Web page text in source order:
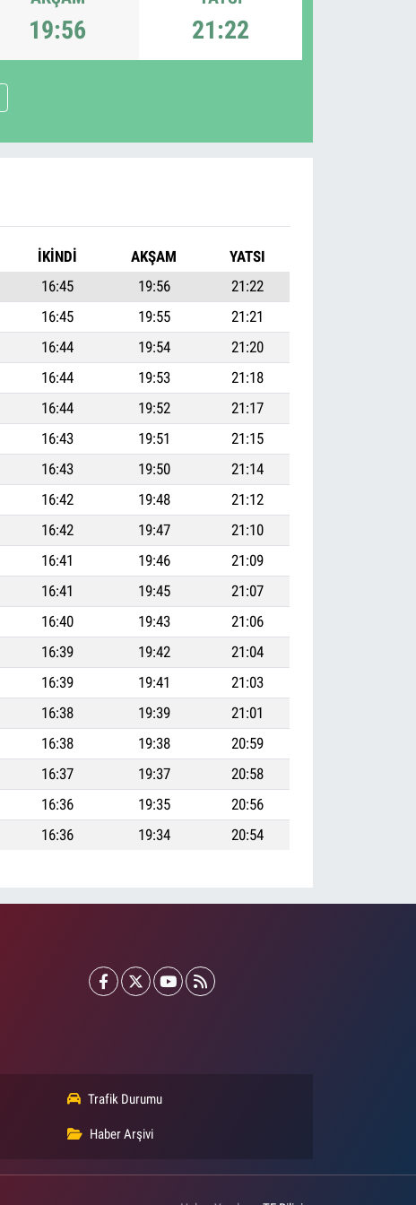
19:56 21:22
İKINDI AKŞAM
YATSI
16:45 19:56
21:22
16:45 19:55
21:21
16:44 19:54
21:20
16:44 19:53
21:18
16:44 19:52
21:17
16:43 19:51
21:15
16:43 19:50
21:14
16:42 19:48
21:12
16:42 19:47
21:10
16:41 19:46
21:09
16:41 19:45
21:07
16:40 19:43
21:06
16:39 19:42
21:04
16:39 19:41
21:03
16:38 19:39
21:01
16:38 19:38
20:59
16:37 19:37
20:58
16:36 19:35
20:56
16:36 19:34 20:54
Trafik Durumu
Haber Arşivi